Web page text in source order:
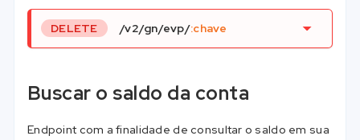
DELETE /v2/gn/evp/:chave
Buscar o saldo da conta
Endpoint com a finalidade de consultar o saldo em sua